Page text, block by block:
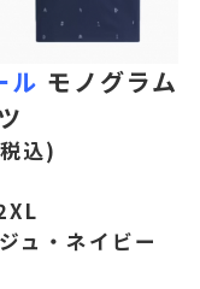
ル モノグラム
込)
ュ・ネイビー